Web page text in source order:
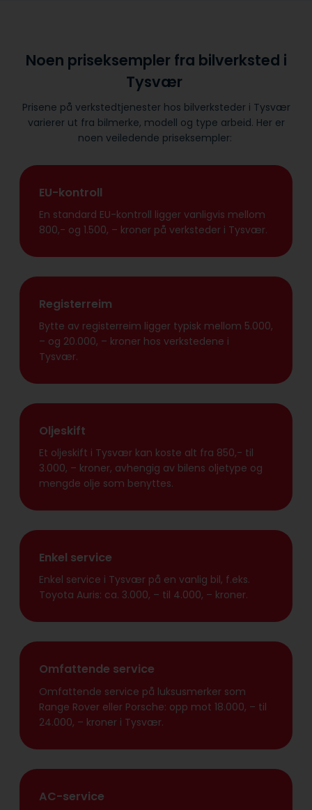
Noen priseksempler fra bilverksted i
Tysvær
Prisene på verkstedtjenester hos bilverksteder i Tysvær
varierer ut fra bilmerke, modell og type arbeid. Her er
noen veiledende priseksempler:
EU-kontroll
En standard EU-kontroll ligger vanligvis mellom
800,- og 1.500, – kroner på verksteder i Tysvær.
Registerreim
Bytte av registerreim ligger typisk mellom 5.000,
– og 20.000, – kroner hos verkstedene i
Tysvær.
Oljeskift
Et oljeskift i Tysvær kan koste alt fra 850,- til
3.000, – kroner, avhengig av bilens oljetype og
mengde olje som benyttes.
Enkel service
Enkel service i Tysvær på en vanlig bil, f.eks.
Toyota Auris: ca. 3.000, – til 4.000, – kroner.
Omfattende service
Omfattende service på luksusmerker som
Range Rover eller Porsche: opp mot 18.000, – til
24.000, – kroner i Tysvær.
AC-service